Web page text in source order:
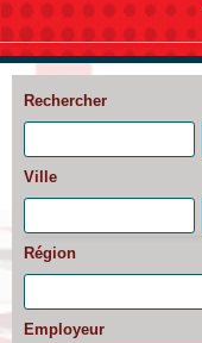
Rechercher
Ville
Région
Employeur